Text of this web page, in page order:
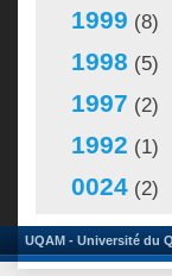
1999 (8)
1998 (5)
1997 (2)
1992 (1)
0024 (2)
UQAM - Université du